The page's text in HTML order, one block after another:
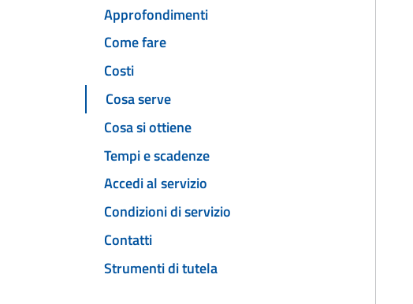
Approfondimenti
Come fare
Costi
Cosa serve
Cosa si ottiene
Tempi e scadenze
Accedi al servizio
Condizioni di servizio
Contatti
Strumenti di tutela